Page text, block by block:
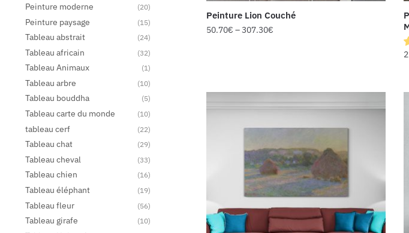
Peinture Lion Couché
50.70€ –307.30€
Peinture moderne (20)
Peinture paysage (15)
Tableau abstrait (24)
Tableau africain (32)
Tableau Animaux (1)
Tableau arbre (10)
Tableau bouddha (5)
Tableau carte du monde (10)
tableau cerf (22)
Tableau chat (29)
Tableau cheval (33)
Tableau chien (16)
Tableau éléphant (19)
Tableau fleur (56)
Tableau girafe (10)